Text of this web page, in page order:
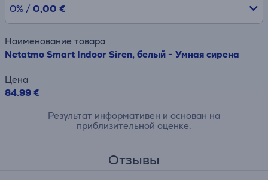
0% / 0,00 €
Наименование товара
Netatmo Smart Indoor Siren, белый - Умная сирена
Цена
84.99 €
Результат информативен и основан на
приблизительной оценке.
Отзывы